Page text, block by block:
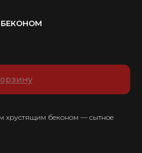
хрустящим беконом — сытное